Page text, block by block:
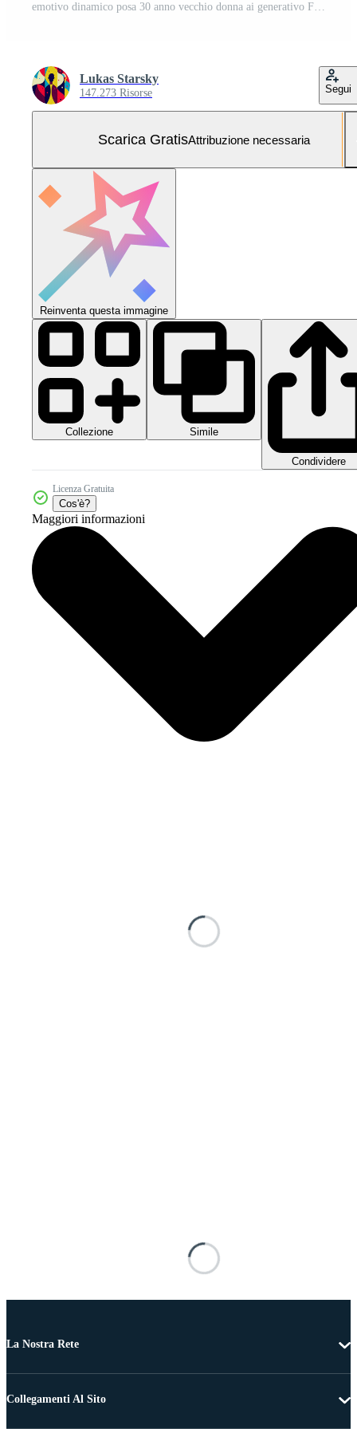
emotivo dinamico posa 30 anno vecchio donna ai generativo Foto Gratuita
Lukas Starsky
147.273 Risorse Segui
Scarica GratisAttribuzione necessaria
Reinventa questa immagine
Collezione Simile
Condividere
Licenza Gratuita
Cos'è?
Maggiori informazioni
La Nostra Rete
Collegamenti Al Sito